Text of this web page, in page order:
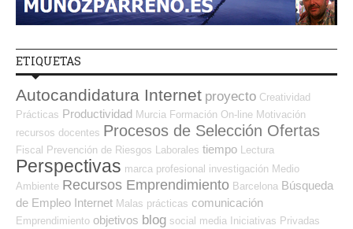
ETIQUETAS
Autocandidatura Internet proyecto Creatividad
Prácticas Productividad Murcia Formación On-line Motivación
recursos docentes Procesos de Selección Ofertas
Fiscal Prevención de Riesgos Laborales tiempo Lectura
Perspectivas marca profesional investigación Medio
Ambiente Recursos Emprendimiento Barcelona Búsqueda
de Empleo Internet Malas prácticas comunicación
Emprendimiento objetivos blog social media Iniciativas Privadas